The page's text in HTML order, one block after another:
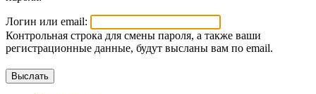
Логин или email:
Контрольная строка для смены пароля, а также ваши
регистрационные данные, будут высланы вам по email.